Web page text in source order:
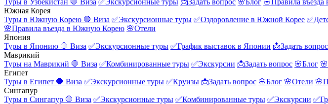
Туры в Узбекистан 🛑 Виза ✅Экскурсионные туры 📩Задать вопрос 🌸Блог 🌸Правила въезда
Южная Корея
Туры в Южную Корею 🛑 Виза ✅Экскурсионные туры ✅Оздоровление в Южной Корее
🌸Правила въезда в Южную Корею 🌸Отели
Япония
Туры в Японию 🛑 Виза ✅Экскурсионные туры ✅График выставок в Японии 📩Задать вопрос
Маврикий
Туры на Маврикий 🛑 Виза ✅Комбинированные туры ✅Экскурсии 📩Задать вопрос 🌸Блог
Египет
Туры в Египет 🛑 Виза ✅Экскурсионные туры ✅Круизы 📩Задать вопрос 🌸Блог 🌸Отели
Сингапур
Туры в Сингапур 🛑 Виза ✅Экскурсионные туры ✅Комбинированные туры ✅Экскурсии